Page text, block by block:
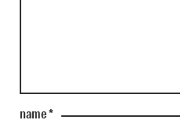
name*